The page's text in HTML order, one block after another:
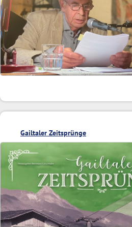
Gailtaler Zeitsprünge